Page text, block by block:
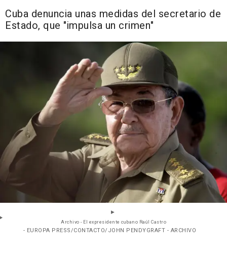
Cuba denuncia unas medidas del secretario de
Estado, que "impulsa un crimen"
Archivo - El expresidente cubano Raúl Castro
- EUROPA PRESS/CONTACTO/JOHN PENDYGRAFT - ARCHIVO